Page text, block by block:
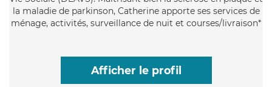
la maladie de parkinson, Catherine apporte ses services de
ménage, activités, surveillance de nuit et courses/livraison*
Afficher le profil